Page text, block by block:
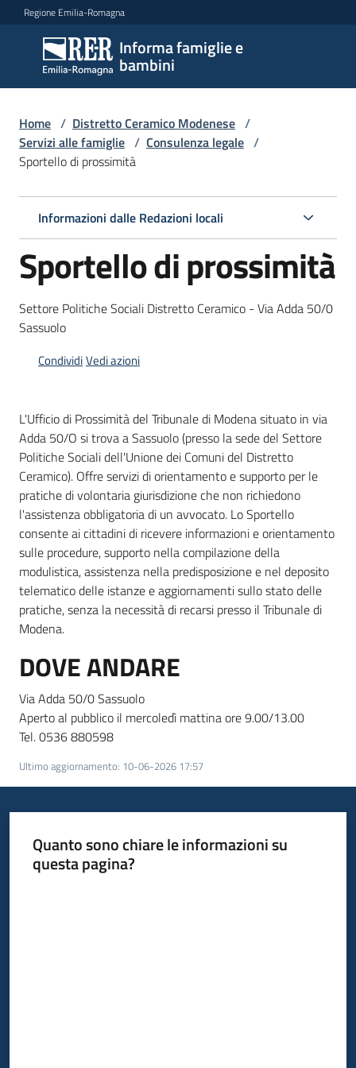
Vai al contenuto
Vai alla navigazione
Vai al footer
Regione Emilia-Romagna
Informa famiglie e
bambini
Informa
famiglie
e
bambini
Menu selezionato
Centri
per
le
Informazioni
locali
Newsletter
Home / Distretto Ceramico Modenese /
Servizi alle famiglie / Consulenza legale /
Sportello di prossimità
Informazioni dalle Redazioni locali
Sportello di prossimità
Settore Politiche Sociali Distretto Ceramico - Via Adda 50/0
Sassuolo
CondividiVedi azioni
L'Ufficio di Prossimità del Tribunale di Modena situato in via
Adda 50/O si trova a Sassuolo (presso la sede del Settore
Politiche Sociali dell'Unione dei Comuni del Distretto
Ceramico). Offre servizi di orientamento e supporto per le
pratiche di volontaria giurisdizione che non richiedono
l'assistenza obbligatoria di un avvocato. Lo Sportello
consente ai cittadini di ricevere informazioni e orientamento
sulle procedure, supporto nella compilazione della
modulistica, assistenza nella predisposizione e nel deposito
telematico delle istanze e aggiornamenti sullo stato delle
pratiche, senza la necessità di recarsi presso il Tribunale di
Modena.
DOVE ANDARE
Via Adda 50/0 Sassuolo
Aperto al pubblico il mercoledì mattina ore 9.00/13.00
Tel. 0536 880598
Ultimo aggiornamento: 10-06-2026 17:57
Quanto sono chiare le informazioni su
questa pagina?